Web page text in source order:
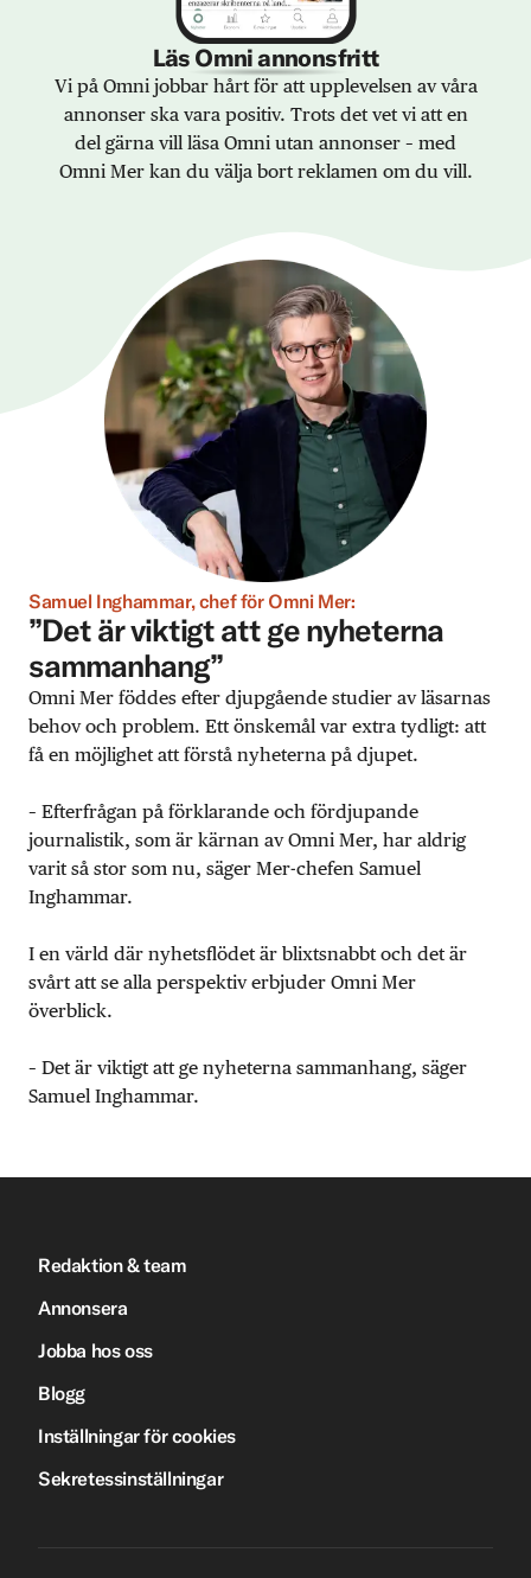
Läs Omni annonsfritt
Vi på Omni jobbar hårt för att upplevelsen av våra
annonser ska vara positiv. Trots det vet vi att en
del gärna vill läsa Omni utan annonser – med
Omni Mer kan du välja bort reklamen om du vill.
Samuel Inghammar, chef för Omni Mer:
”Det är viktigt att ge nyheterna
sammanhang”
Omni Mer föddes efter djupgående studier av läsarnas
behov och problem. Ett önskemål var extra tydligt: att
få en möjlighet att förstå nyheterna på djupet.
– Efterfrågan på förklarande och fördjupande
journalistik, som är kärnan av Omni Mer, har aldrig
varit så stor som nu, säger Mer-chefen Samuel
Inghammar.
I en värld där nyhetsflödet är blixtsnabbt och det är
svårt att se alla perspektiv erbjuder Omni Mer
överblick.
– Det är viktigt att ge nyheterna sammanhang, säger
Samuel Inghammar.
Redaktion & team
Annonsera
Jobba hos oss
Blogg
Inställningar för cookies
Sekretessinställningar